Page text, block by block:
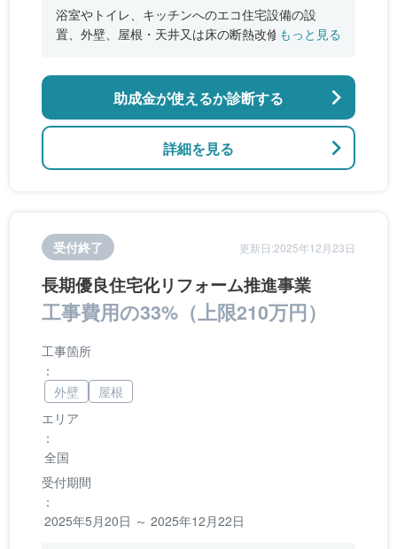
浴室やトイレ、キッチンへのエコ住宅設備の設
置、外壁、屋根・天井又は床の断熱改修、窓やド
のバリアフリー改修
もっと見る
詳細を見る
助成金が使えるか診断する
受付終了 更新日:2025年12月23日
長期優良住宅化リフォーム推進事業
工事費用の33%（上限210万円）
エリア
：
全国
受付期間
：
2025年5月20日 ～ 2025年12月22日
工事箇所
：
外壁
屋根